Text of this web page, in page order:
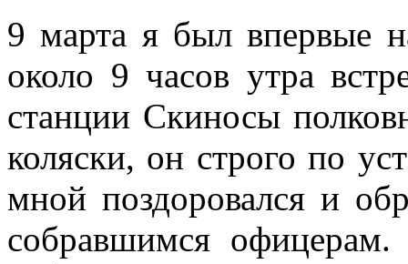
9 марта я был впервые
около 9 часов утра
станции Скиносы
коляски, он строго по
мной поздоровался и
собравшимся